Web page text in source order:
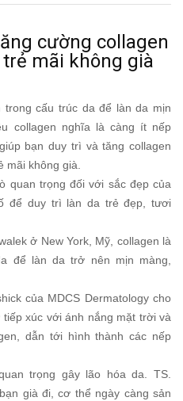
cường collagen
mãi không già
cấu trúc da để làn da mịn
collagen nghĩa là càng ít nếp
bạn duy trì và tăng collagen
không già.
quan trọng đối với sắc đẹp của
để duy trì làn da trẻ đẹp, tươi
ở New York, Mỹ, collagen là
để làn da trở nên mịn màng,
của MDCS Dermatology cho
xúc với ánh nắng mặt trời và
dẫn tới hình thành các nếp
trọng gây lão hóa da. TS.
già đi, cơ thể ngày càng sản